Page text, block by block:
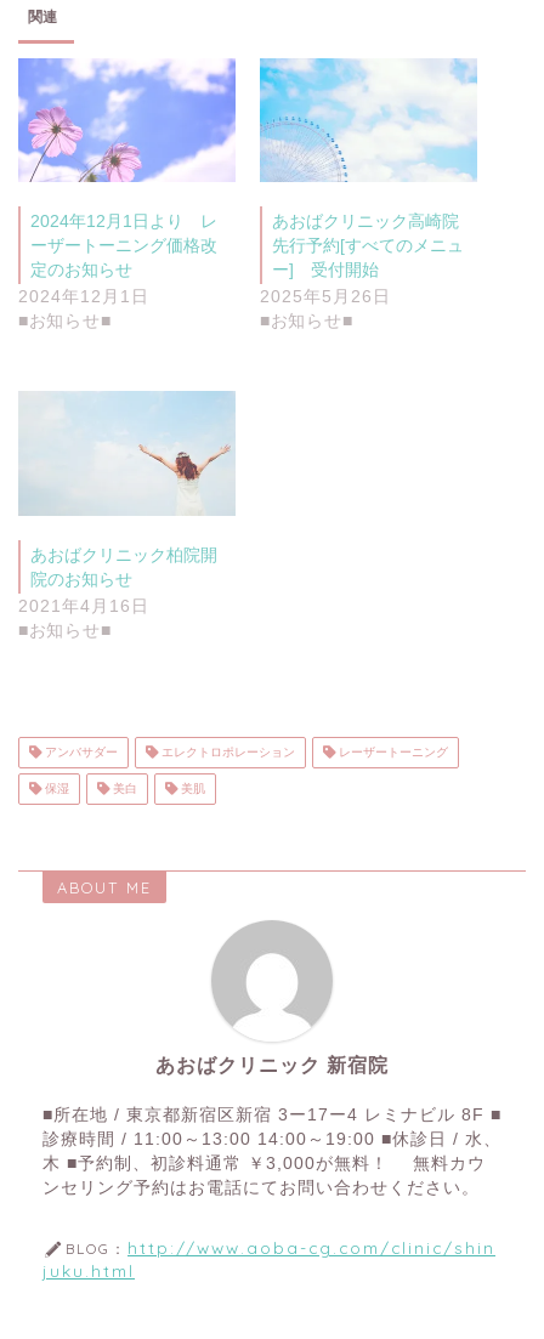
共
有
(
新
し
い
ウ
ィ
ン
ド
ウ
で
き
ま
す
)
ク
し
て
く
だ
さ
い
(
し
い
ウ
ィ
ン
ド
ウ
で
関連
2024年12月1日より レ
ーザートーニング価格改
定のお知らせ
2024年12月1日
■お知らせ■
あおばクリニック高崎院
先行予約[すべてのメニュ
ー] 受付開始
2025年5月26日
■お知らせ■
あおばクリニック柏院開
院のお知らせ
2021年4月16日
■お知らせ■
アンバサダー エレクトロポレーション レーザートーニング
保湿 美白 美肌
ABOUT ME
あおばクリニック 新宿院
■所在地 / 東京都新宿区新宿 3ー17ー4 レミナビル 8F ■
診療時間 / 11:00～13:00 14:00～19:00 ■休診日 / 水、
木 ■予約制、初診料通常 ￥3,000が無料！ 無料カウ
ンセリング予約はお電話にてお問い合わせください。
BLOG： http://www.aoba-cg.com/clinic/shin
juku.html